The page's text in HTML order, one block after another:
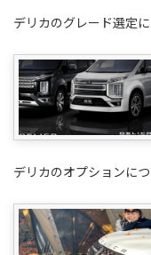
デリカのグレード選定
デリカのオプションに